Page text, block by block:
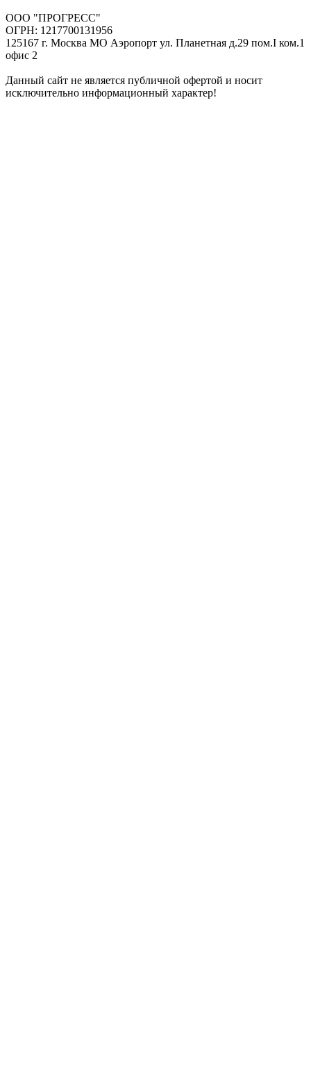
ООО "ПРОГРЕСС"
ОГРН: 1217700131956
125167 г. Москва МО Аэропорт ул. Планетная д.29 пом.I ком.1
офис 2
Данный сайт не является публичной офертой и носит
исключительно информационный характер!